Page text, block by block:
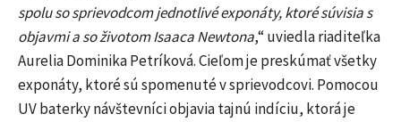
spolu so sprievodcom jednotlivé exponáty, ktoré súvisia s
objavmi a so životom Isaaca Newtona,“ uviedla riaditeľka
Aurelia Dominika Petríková. Cieľom je preskúmať všetky
exponáty, ktoré sú spomenuté v sprievodcovi. Pomocou
UV baterky návštevníci objavia tajnú indíciu, ktorá je